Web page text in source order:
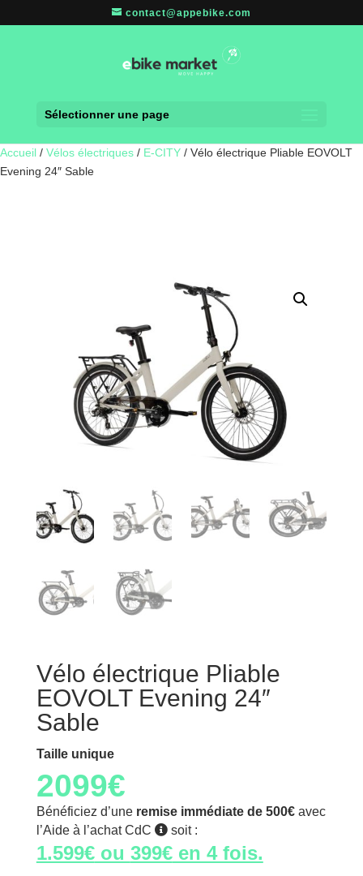
contact@appebike.com
Sélectionner une page
Accueil / Vélos électriques / E-CITY / Vélo électrique Pliable EOVOLT
Evening 24″ Sable
Vélo électrique Pliable
EOVOLT Evening 24″
Sable
Taille unique
2099€
Bénéficiez d’une remise immédiate de 500€ avec
l’Aide à l’achat CdC
soit :
1.599€ou 399€en 4 fois.